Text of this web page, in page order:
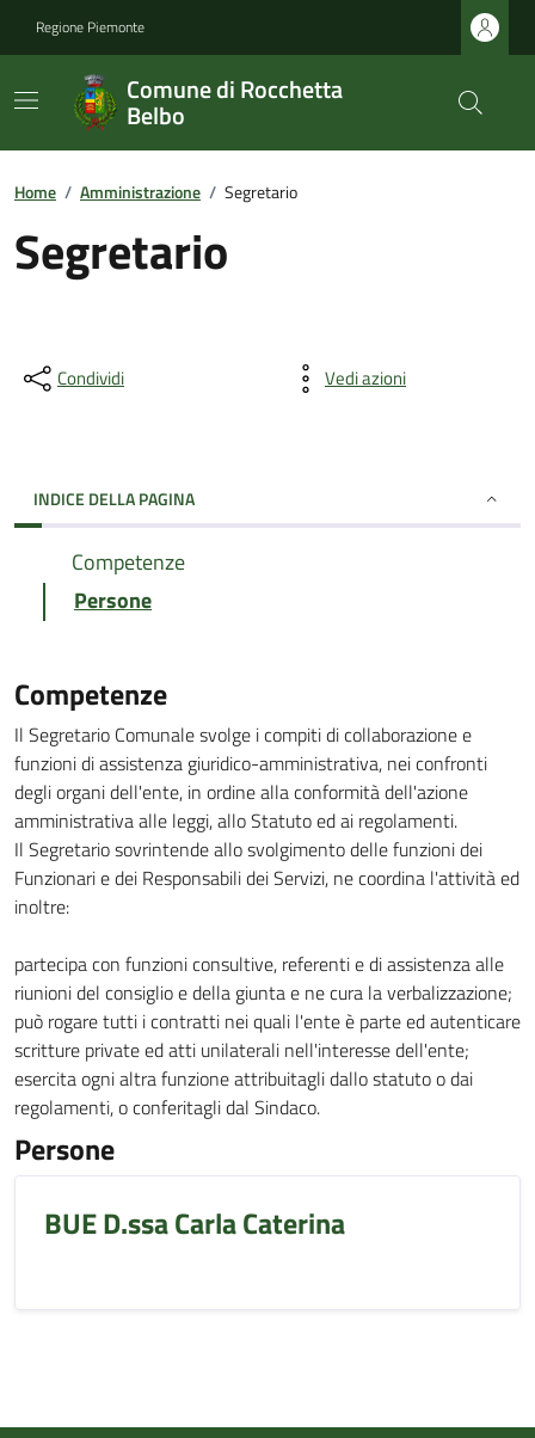
Regione Piemonte
Comune di Rocchetta
Belbo
Home / Amministrazione / Segretario
Segretario
Condividi Vedi azioni
INDICE DELLA PAGINA
Competenze
Persone
Competenze
Il Segretario Comunale svolge i compiti di collaborazione e
funzioni di assistenza giuridico-amministrativa, nei confronti
degli organi dell'ente, in ordine alla conformità dell'azione
amministrativa alle leggi, allo Statuto ed ai regolamenti.
Il Segretario sovrintende allo svolgimento delle funzioni dei
Funzionari e dei Responsabili dei Servizi, ne coordina l'attività ed
inoltre:
partecipa con funzioni consultive, referenti e di assistenza alle
riunioni del consiglio e della giunta e ne cura la verbalizzazione;
può rogare tutti i contratti nei quali l'ente è parte ed autenticare
scritture private ed atti unilaterali nell'interesse dell'ente;
esercita ogni altra funzione attribuitagli dallo statuto o dai
regolamenti, o conferitagli dal Sindaco.
Persone
BUE D.ssa Carla Caterina